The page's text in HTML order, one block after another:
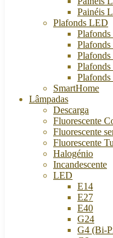
Painéis
Plafonds LED
SmartHome
Lâmpadas
Descarga
Fluorescente
Fluorescente
Fluorescente
Halogénio
Incandescente
LED
E14
E27
E40
G24
G4 (Bi-